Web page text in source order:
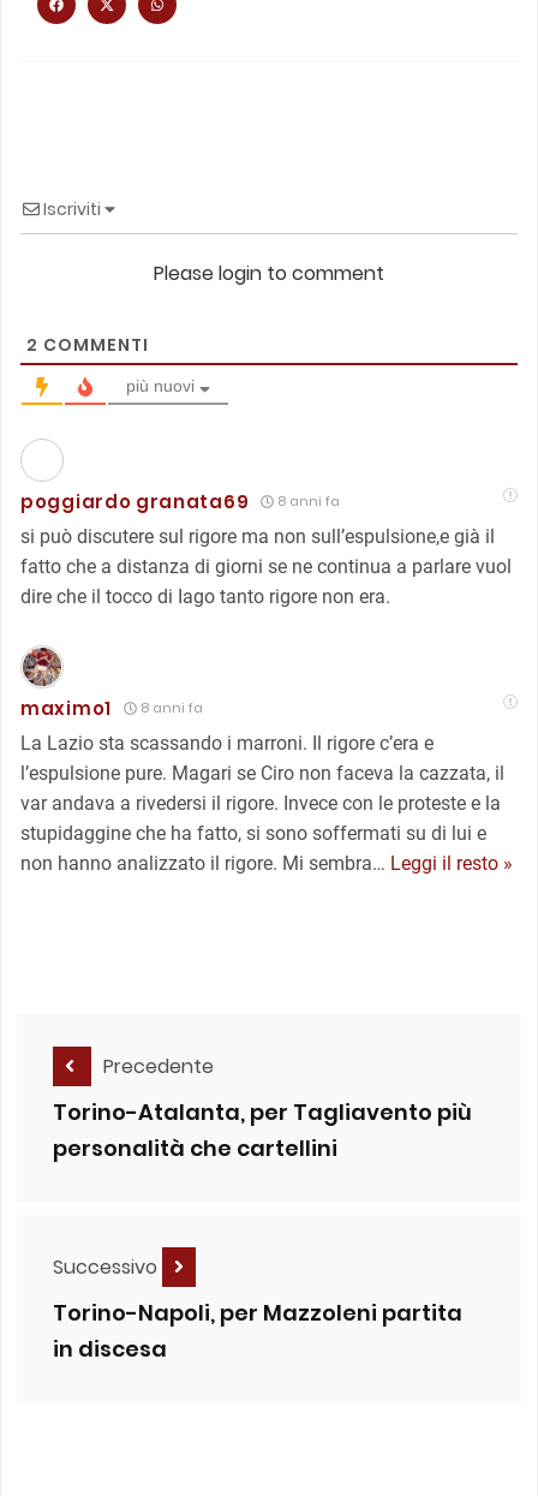
Iscriviti
Please login to comment
2 COMMENTI
più nuovi
poggiardo granata69 8 anni fa
si può discutere sul rigore ma non sull’espulsione,e già il
fatto che a distanza di giorni se ne continua a parlare vuol
dire che il tocco di Iago tanto rigore non era.
maximo1 8 anni fa
La Lazio sta scassando i marroni. Il rigore c’era e
l’espulsione pure. Magari se Ciro non faceva la cazzata, il
var andava a rivedersi il rigore. Invece con le proteste e la
stupidaggine che ha fatto, si sono soffermati su di lui e
non hanno analizzato il rigore. Mi sembra… Leggi il resto »
Precedente
Torino-Atalanta, per Tagliavento più
personalità che cartellini
Successivo
Torino-Napoli, per Mazzoleni partita
in discesa